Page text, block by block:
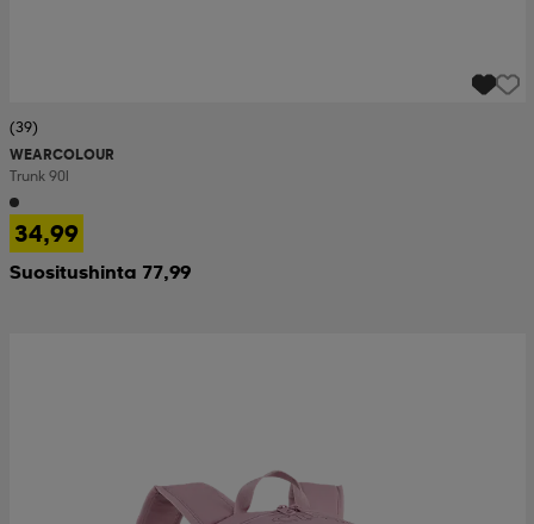
(39)
WEARCOLOUR
Trunk 90l
34,99
Suositushinta 77,99